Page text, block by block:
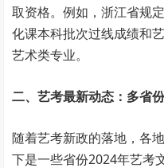
取资格。例如，浙江省规
化课本科批次过线成绩和
艺术类专业。
二、艺考最新动态：多省
随着艺考新政的落地，各
下是一些省份2024年艺考